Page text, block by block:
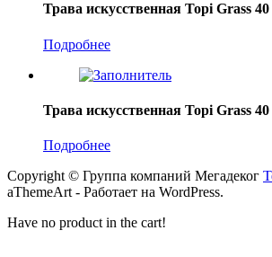
Трава искусственная Topi Grass
Подробнее
Трава искусственная Topi Grass
Подробнее
Copyright © Группа компаний Мегадеког
aThemeArt - Работает на WordPress.
Have no product in the cart!